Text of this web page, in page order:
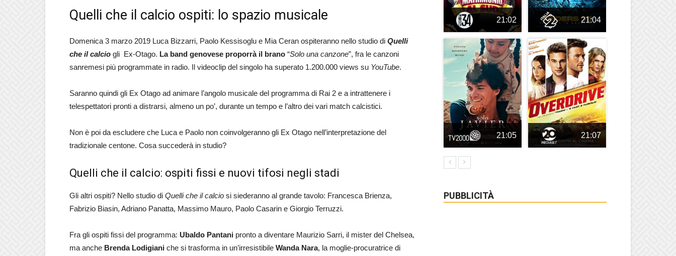
Quelli che il calcio ospiti: lo spazio musicale
Domenica 3 marzo 2019 Luca Bizzarri, Paolo Kessisoglu e Mia Ceran ospiteranno nello studio di Quelli
che il calcio gli Ex-Otago. La band genovese proporrà il brano “Solo una canzone”, fra le canzoni
sanremesi più programmate in radio. Il videoclip del singolo ha superato 1.200.000 views su YouTube.
Saranno quindi gli Ex Otago ad animare l’angolo musicale del programma di Rai 2 e a intrattenere i
telespettatori pronti a distrarsi, almeno un po’, durante un tempo e l’altro dei vari match calcistici.
Non è poi da escludere che Luca e Paolo non coinvolgeranno gli Ex Otago nell’interpretazione del
tradizionale centone. Cosa succederà in studio?
Quelli che il calcio: ospiti fissi e nuovi tifosi negli stadi
Gli altri ospiti? Nello studio di Quelli che il calcio si siederanno al grande tavolo: Francesca Brienza,
Fabrizio Biasin, Adriano Panatta, Massimo Mauro, Paolo Casarin e Giorgio Terruzzi.
Fra gli ospiti fissi del programma: Ubaldo Pantani pronto a diventare Maurizio Sarri, il mister del Chelsea,
ma anche Brenda Lodigiani che si trasforma in un’irresistibile Wanda Nara, la moglie-procuratrice di
21:02 21:04
21:05 21:07
PUBBLICITÀ